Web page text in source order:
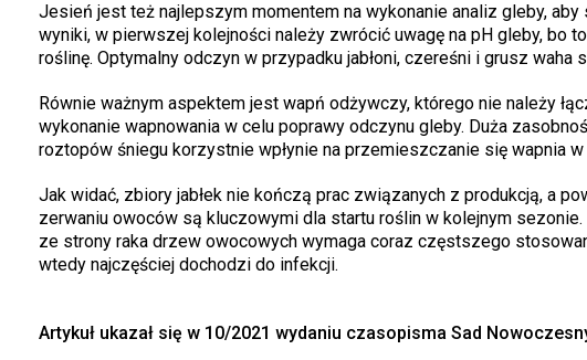
Jesień jest też najlepszym momentem na wykonanie analiz gleby,
wyniki, w pierwszej kolejności należy zwrócić uwagę na pH gleby, bo
roślinę. Optymalny odczyn w przypadku jabłoni, czereśni i grusz waha
Równie ważnym aspektem jest wapń odżywczy, którego nie należy
wykonanie wapnowania w celu poprawy odczynu gleby. Duża
roztopów śniegu korzystnie wpłynie na przemieszczanie się wapnia
Jak widać, zbiory jabłek nie kończą prac związanych z produkcją, a
zerwaniu owoców są kluczowymi dla startu roślin w kolejnym
ze strony raka drzew owocowych wymaga coraz częstszego
wtedy najczęściej dochodzi do infekcji.
Artykuł ukazał się w 10/2021 wydaniu czasopisma Sad